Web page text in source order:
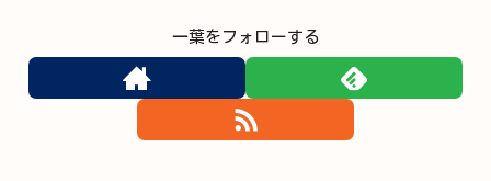
一葉をフォローする